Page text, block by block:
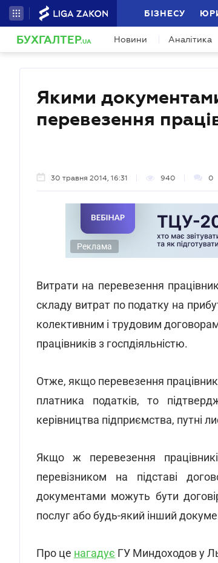
БІЗНЕСУ
БУХГАЛТЕР.UA Новини Аналітика
Якими
перевезення
30 травня 2014, 16:31 940 0
Реклама
Витрати на перевезення
складу витрат по податку на
колективним і трудовим
працівників з госпдіяльністю.
Отже, якщо перевезення
платника податків, то
керівництва підприємства, путні
Якщо ж перевезення
перевізником на підставі
документами можуть бути
послуг або будь-який інший
Про це нагадує ГУ Миндоходов у